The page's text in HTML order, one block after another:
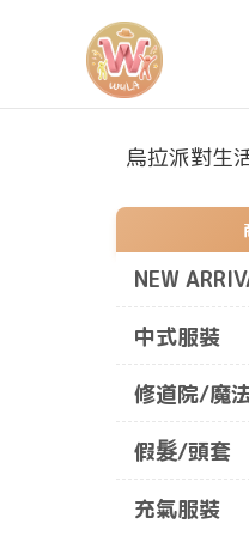
烏拉派對生活館
烏拉派對生
NEW
中式服裝
修道院/魔
假髮/頭套
充氣服裝